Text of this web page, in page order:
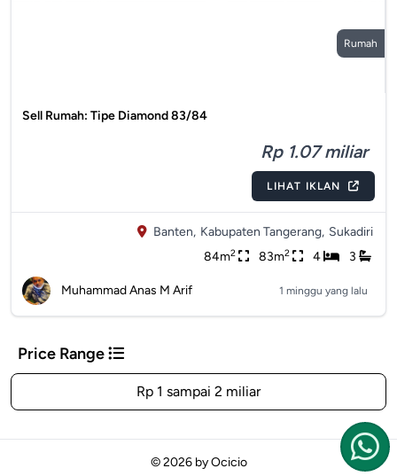
Rumah
Sell Rumah: Tipe Diamond 83/84
Rp 1.07 miliar
LIHAT IKLAN
Banten, Kabupaten Tangerang, Sukadiri
84m2 83m2 4 3
Muhammad Anas M Arif 1 minggu yang lalu
Price Range
Rp 1 sampai 2 miliar
© 2026 byOcicio